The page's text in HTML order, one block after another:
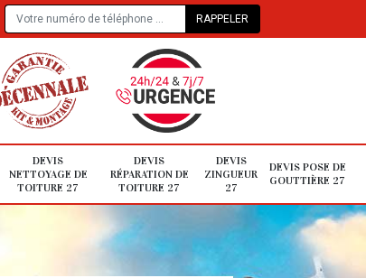
DEVIS
NETTOYAGE DE
TOITURE 27
DEVIS
RÉPARATION DE
TOITURE 27
DEVIS
ZINGUEUR
27
DEVIS POSE DE
GOUTTIÈRE 27